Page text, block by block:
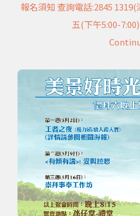
報名須知 查詢電話:2845
五(下午5:00-